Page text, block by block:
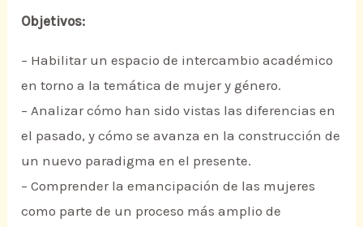
Objetivos:
– Habilitar un espacio de intercambio académico
en torno a la temática de mujer y género.
– Analizar cómo han sido vistas las diferencias en
el pasado, y cómo se avanza en la construcción de
un nuevo paradigma en el presente.
– Comprender la emancipación de las mujeres
como parte de un proceso más amplio de